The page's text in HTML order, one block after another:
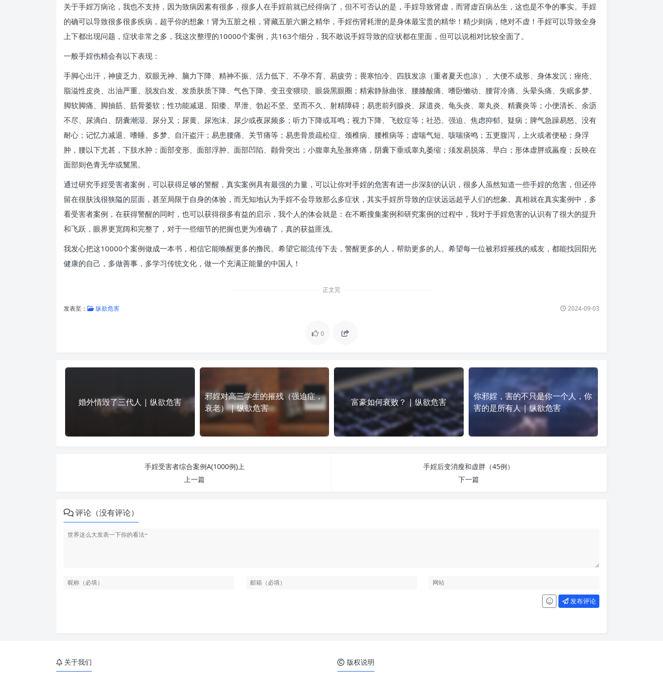
关于手婬万病论，我也不支持，因为致病因素有很多，很多人在手婬前就已经得病了，但不可否认的是，手婬导致肾虚，而肾虚百病丛生，这也是不争的事实。手婬
的确可以导致很多很多疾病，超乎你的想象！肾为五脏之根，肾藏五脏六腑之精华，手婬伤肾耗泄的是身体最宝贵的精华！精少则病，绝对不虚！手婬可以导致全身
上下都出现问题，症状非常之多，我这次整理的10000个案例，共163个细分，我不敢说手婬导致的症状都在里面，但可以说相对比较全面了。
一般手婬伤精会有以下表现：
手脚心出汗，神疲乏力、双眼无神、脑力下降、精神不振、活力低下、不孕不育、易疲劳；畏寒怕冷、四肢发凉（重者夏天也凉）、大便不成形、身体发沉；痤疮、
脂溢性皮炎、出油严重、脱发白发、发质肤质下降、气色下降、变丑变猥琐、眼袋黑眼圈；精索静脉曲张、腰膝酸痛、嗜卧懒动、腰背冷痛、头晕头痛、失眠多梦、
脚软脚痛、脚抽筋、筋骨萎软；性功能减退、阳痿、早泄、勃起不坚、坚而不久、射精障碍；易患前列腺炎、尿道炎、龟头炎、睾丸炎、精囊炎等；小便清长、余沥
不尽、尿滴白、阴囊潮湿、尿分叉；尿黄、尿泡沫、尿少或夜尿频多；听力下降或耳鸣；视力下降、飞蚊症等；社恐、强迫、焦虑抑郁、疑病；脾气急躁易怒、没有
耐心；记忆力减退、嗜睡、多梦、自汗盗汗；易患腰痛、关节痛等；易患骨质疏松症、颈椎病、腰椎病等；虚喘气短、咳喘痰鸣；五更腹泻，上火或者便秘；身浮
肿，腰以下尤甚，下肢水肿；面部变形、面部浮肿、面部凹陷、颧骨突出；小腹睾丸坠胀疼痛，阴囊下垂或睾丸萎缩；须发易脱落、早白；形体虚胖或羸瘦；反映在
面部则色青无华或黧黑。
通过研究手婬受害者案例，可以获得足够的警醒，真实案例具有最强的力量，可以让你对手婬的危害有进一步深刻的认识，很多人虽然知道一些手婬的危害，但还停
留在很肤浅很狭隘的层面，甚至局限于自身的体验，而无知地认为手婬不会导致那么多症状，其实手婬所导致的症状远远超乎人们的想象。真相就在真实案例中，多
看受害者案例，在获得警醒的同时，也可以获得很多有益的启示，我个人的体会就是：在不断搜集案例和研究案例的过程中，我对于手婬危害的认识有了很大的提升
和飞跃，眼界更宽阔和完整了，对于一些细节的把握也更为准确了，真的获益匪浅。
我发心把这10000个案例做成一本书，相信它能唤醒更多的撸民。希望它能流传下去，警醒更多的人，帮助更多的人。希望每一位被邪婬摧残的戒友，都能找回阳光
健康的自己，多做善事，多学习传统文化，做一个充满正能量的中国人！
正文完
发表至： 纵欲危害 2024-09-03
0
婚外情毁了三代人 | 纵欲危害
邪婬对高三学生的摧残（强迫症，
衰老） | 纵欲危害
富豪如何衰败？ | 纵欲危害
你邪婬，害的不只是你一个人，你
害的是所有人 | 纵欲危害
手婬受害者综合案例A(1000例)上
上一篇
手婬后变消瘦和虚胖（45例）
下一篇
评论（没有评论）
发布评论
关于我们 版权说明